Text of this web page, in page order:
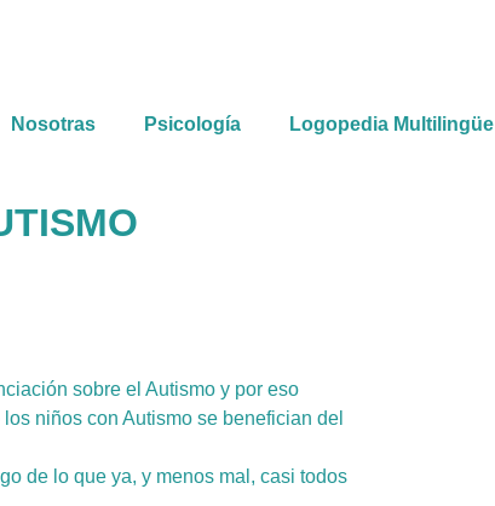
Nosotras Psicología Logopedia Multilingüe
sobre el Autismo y por eso
niños con Autismo se benefician del
de lo que ya, y menos mal, casi todos